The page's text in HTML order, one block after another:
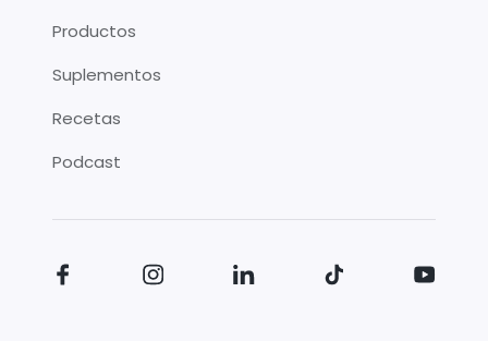
Productos
Suplementos
Recetas
Podcast